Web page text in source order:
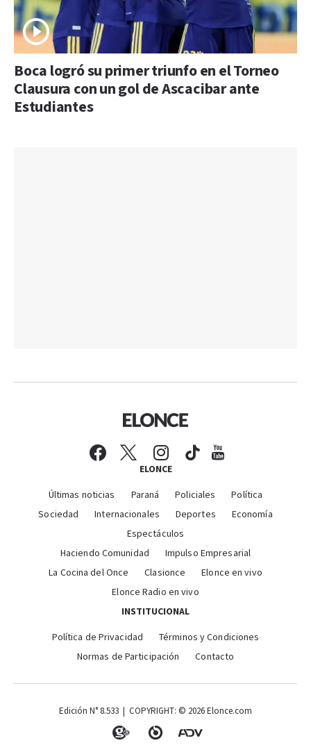
Boca logró su primer triunfo en el Torneo
Clausura con un gol de Ascacibar ante
Estudiantes
ELONCE
Últimas noticias Paraná Policiales
Política
Sociedad
Internacionales Deportes
Economía
Espectáculos
Haciendo Comunidad
Impulso Empresarial
La Cocina del Once
Clasionce
Elonce en vivo
Elonce Radio en vivo
INSTITUCIONAL
Política de Privacidad
Términos y Condiciones
Normas de Participación
Contacto
Edición N° 8.533 | COPYRIGHT: © 2026 Elonce.com